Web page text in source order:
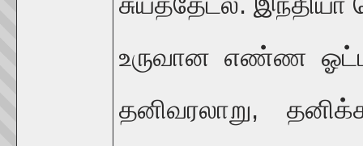
உருவான எண்ண
தனிவரலாறு,